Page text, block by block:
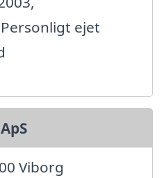
ejet
Viborg